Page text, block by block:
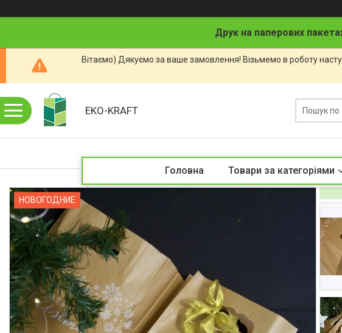
Друк на паперових
Вітаємо) Дякуємо за ваше замовлення! Візьмемо в роботу
EKO-KRAFT
Головна Товари за категоріями
НОВОГОДНИЕ